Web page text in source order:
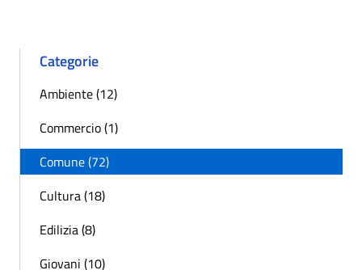
Categorie
Ambiente (12)
Commercio (1)
Comune (72)
Cultura (18)
Edilizia (8)
Giovani (10)